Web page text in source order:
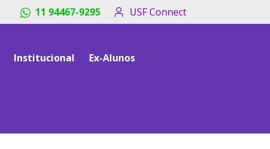
11 94467-9295 USF Connect
Institucional Ex-Alunos